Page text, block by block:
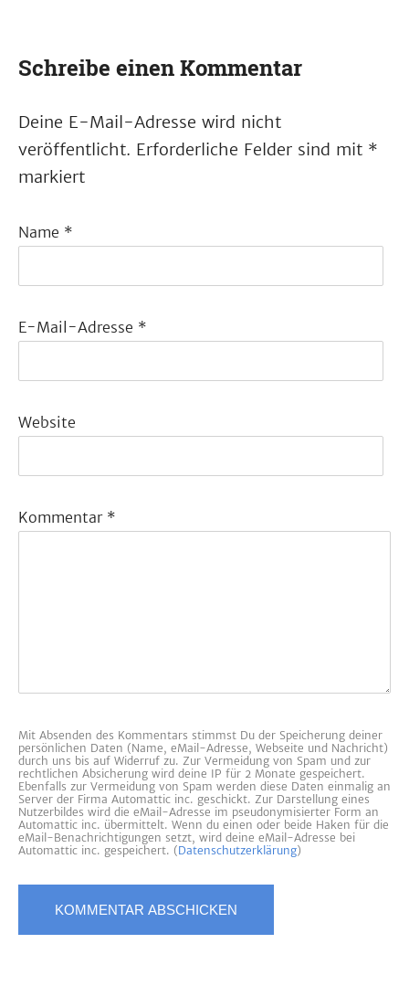
Schreibe einen Kommentar
Deine E-Mail-Adresse wird nicht
veröffentlicht. Erforderliche Felder sind mit *
markiert
Name *
E-Mail-Adresse *
Website
Kommentar *
Mit Absenden des Kommentars stimmst Du der Speicherung deiner
persönlichen Daten (Name, eMail-Adresse, Webseite und Nachricht)
durch uns bis auf Widerruf zu. Zur Vermeidung von Spam und zur
rechtlichen Absicherung wird deine IP für 2 Monate gespeichert.
Ebenfalls zur Vermeidung von Spam werden diese Daten einmalig an
Server der Firma Automattic inc. geschickt. Zur Darstellung eines
Nutzerbildes wird die eMail-Adresse im pseudonymisierter Form an
Automattic inc. übermittelt. Wenn du einen oder beide Haken für die
eMail-Benachrichtigungen setzt, wird deine eMail-Adresse bei
Automattic inc. gespeichert. (Datenschutzerklärung)